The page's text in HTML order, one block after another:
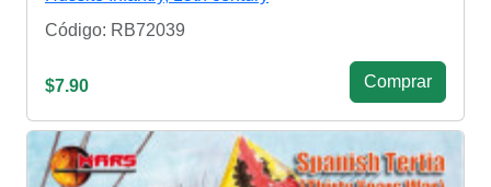
Código: RB72039
$7.90 Сomprar